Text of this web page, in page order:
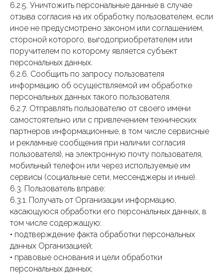
6.2.5. Уничтожить персональные данные в случае
отзыва согласия на их обработку пользователем, если
иное не предусмотрено законом или соглашением,
стороной которого, выгодоприобретателем или
поручителем по которому является субъект
персональных данных.
6.2.6. Сообщить по запросу пользователя
информацию об осуществляемой им обработке
персональных данных такого пользователя.
6.2.7. Отправлять пользователю от своего имени
самостоятельно или с привлечением технических
партнеров информационные, в том числе сервисные
и рекламные сообщения при наличии согласия
пользователя), на электронную почту пользователя,
мобильный телефон или через используемые им
сервисы (социальные сети, мессенджеры и иные).
6.3. Пользователь вправе:
6.3.1. Получать от Организации информацию,
касающуюся обработки его персональных данных, в
том числе содержащую:
• подтверждение факта обработки персональных
данных Организацией;
• правовые основания и цели обработки
персональных данных;